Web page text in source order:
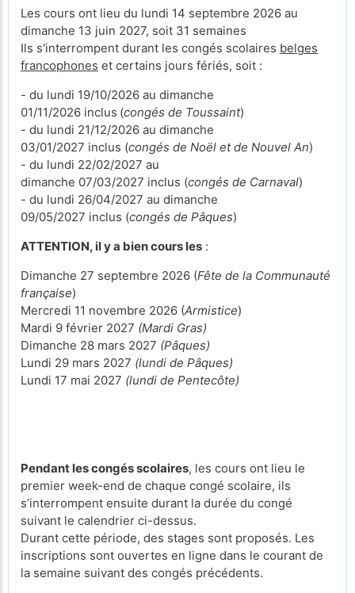
Les cours ont lieu du lundi 14 septembre 2026 au
dimanche 13 juin 2027, soit 31 semaines
Ils s'interrompent durant les congés scolaires belges
francophones et certains jours fériés, soit :
- du lundi 19/10/2026 au dimanche
01/11/2026 inclus (congés de Toussaint)
- du lundi 21/12/2026 au dimanche
03/01/2027 inclus (congés de Noël et de Nouvel An)
- du lundi 22/02/2027 au
dimanche 07/03/2027 inclus (congés de Carnaval)
- du lundi 26/04/2027 au dimanche
09/05/2027 inclus (congés de Pâques)
ATTENTION, il y a bien cours les :
Dimanche 27 septembre 2026 (Fête de la Communauté
française)
Mercredi 11 novembre 2026 (Armistice)
Mardi 9 février 2027 (Mardi Gras)
Dimanche 28 mars 2027 (Pâques)
Lundi 29 mars 2027 (lundi de Pâques)
Lundi 17 mai 2027 (lundi de Pentecôte)
Pendant les congés scolaires, les cours ont lieu le
premier week-end de chaque congé scolaire, ils
s’interrompent ensuite durant la durée du congé
suivant le calendrier ci-dessus.
Durant cette période, des stages sont proposés. Les
inscriptions sont ouvertes en ligne dans le courant de
la semaine suivant des congés précédents.